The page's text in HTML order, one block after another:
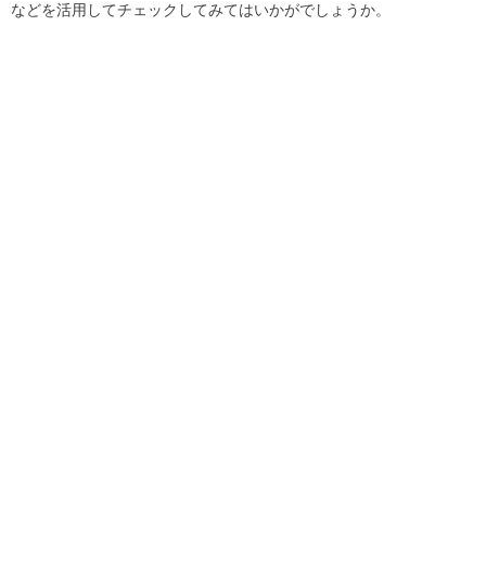
などを活用してチェックしてみてはいかがでしょうか。